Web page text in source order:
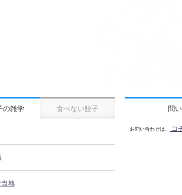
の雑学 食べない餃子
当地
問
お問い合わせは、 コ